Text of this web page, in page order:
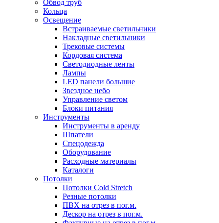
Обвод труб
Кольца
Освещение
Встраиваемые светильники
Накладные светильники
Трековые системы
Кордовая система
Светодиодные ленты
Лампы
LED панели большие
Звездное небо
Управление светом
Блоки питания
Инструменты
Инструменты в аренду
Шпатели
Спецодежда
Оборудование
Расходные материалы
Каталоги
Потолки
Потолки Cold Stretch
Резные потолки
ПВХ на отрез в пог.м.
Дескор на отрез в пог.м.